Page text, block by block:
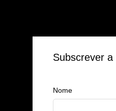
Subscrever a
Nome